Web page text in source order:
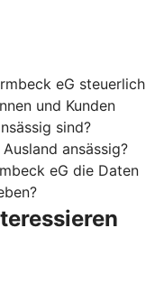
eG steuerlich
und Kunden
sind?
ansässig?
eG die Daten